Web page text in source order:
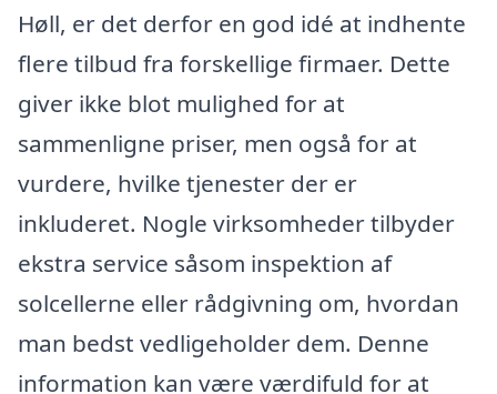
Høll, er det derfor en god idé at indhente
flere tilbud fra forskellige firmaer. Dette
giver ikke blot mulighed for at
sammenligne priser, men også for at
vurdere, hvilke tjenester der er
inkluderet. Nogle virksomheder tilbyder
ekstra service såsom inspektion af
solcellerne eller rådgivning om, hvordan
man bedst vedligeholder dem. Denne
information kan være værdifuld for at